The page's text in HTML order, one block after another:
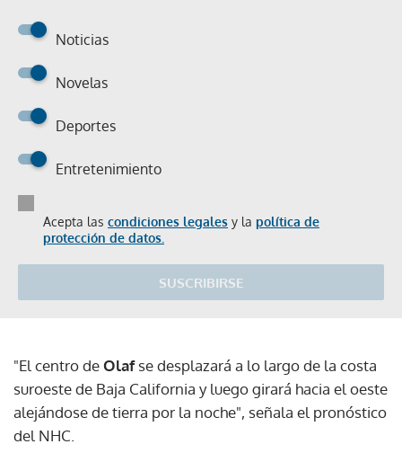
Noticias
Novelas
Deportes
Entretenimiento
Acepta las condiciones legales y la política de
protección de datos.
SUSCRIBIRSE
"El centro deOlafse desplazará a lo largo de la costa
suroeste de Baja California y luego girará hacia el oeste
alejándose de tierra por la noche", señala el pronóstico
del NHC.